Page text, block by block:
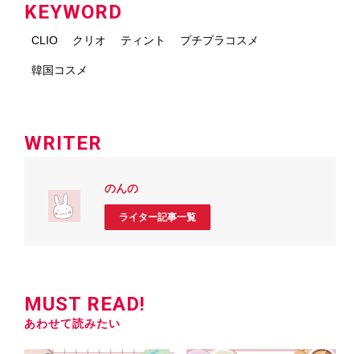
KEYWORD
CLIO クリオ ティント プチプラコスメ
韓国コスメ
WRITER
のんの
ライター記事一覧
MUST READ!
あわせて読みたい